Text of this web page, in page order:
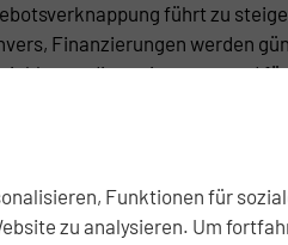
führt zu
Finanzierungen werden
– dieses ist spannend
und
Experten sehen für dieses
Funktionen für
zu analysieren. Um